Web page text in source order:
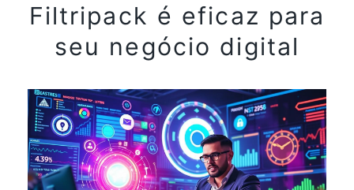
Filtripack é eficaz para
seu negócio digital